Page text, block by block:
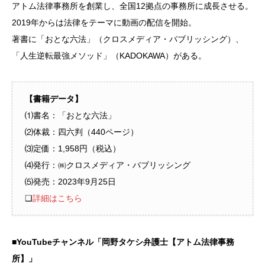
アトム法律事務所を創業し、全国12拠点の事務所に成長させる。
2019年からは法律をテーマに動画の配信を開始。
著書に「おとな六法」（クロスメディア・パブリッシング）、
「人生逆転最強メソッド」（KADOKAWA）がある。
【書籍データ】
⑴書名：「おとな六法」
⑵体裁：四六判（440ページ）
⑶定価：1,958円（税込）
⑷発行：㈱クロスメディア・パブリッシング
⑸発売：2023年9月25日
❑詳細はこちら
■YouTubeチャンネル「岡野タケシ弁護士【アトム法律事務
所】」